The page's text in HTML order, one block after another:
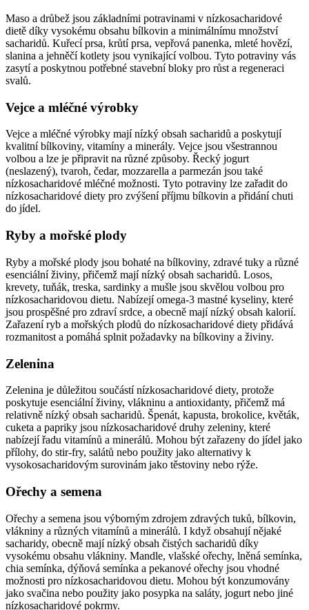
Maso a drůbež jsou základními potravinami v nízkosacharidové
dietě díky vysokému obsahu bílkovin a minimálnímu množství
sacharidů. Kuřecí prsa, krůtí prsa, vepřová panenka, mleté hovězí,
slanina a jehněčí kotlety jsou vynikající volbou. Tyto potraviny vás
zasytí a poskytnou potřebné stavební bloky pro růst a regeneraci
svalů.
Vejce a mléčné výrobky
Vejce a mléčné výrobky mají nízký obsah sacharidů a poskytují
kvalitní bílkoviny, vitamíny a minerály. Vejce jsou všestrannou
volbou a lze je připravit na různé způsoby. Řecký jogurt
(neslazený), tvaroh, čedar, mozzarella a parmezán jsou také
nízkosacharidové mléčné možnosti. Tyto potraviny lze zařadit do
nízkosacharidové diety pro zvýšení příjmu bílkovin a přidání chuti
do jídel.
Ryby a mořské plody
Ryby a mořské plody jsou bohaté na bílkoviny, zdravé tuky a různé
esenciální živiny, přičemž mají nízký obsah sacharidů. Losos,
krevety, tuňák, treska, sardinky a mušle jsou skvělou volbou pro
nízkosacharidovou dietu. Nabízejí omega-3 mastné kyseliny, které
jsou prospěšné pro zdraví srdce, a obecně mají nízký obsah kalorií.
Zařazení ryb a mořských plodů do nízkosacharidové diety přidává
rozmanitost a pomáhá splnit požadavky na bílkoviny a živiny.
Zelenina
Zelenina je důležitou součástí nízkosacharidové diety, protože
poskytuje esenciální živiny, vlákninu a antioxidanty, přičemž má
relativně nízký obsah sacharidů. Špenát, kapusta, brokolice, květák,
cuketa a papriky jsou nízkosacharidové druhy zeleniny, které
nabízejí řadu vitamínů a minerálů. Mohou být zařazeny do jídel jako
přílohy, do stir-fry, salátů nebo použity jako alternativy k
vysokosacharidovým surovinám jako těstoviny nebo rýže.
Ořechy a semena
Ořechy a semena jsou výborným zdrojem zdravých tuků, bílkovin,
vlákniny a různých vitamínů a minerálů. I když obsahují nějaké
sacharidy, obecně mají nízký obsah čistých sacharidů díky
vysokému obsahu vlákniny. Mandle, vlašské ořechy, lněná semínka,
chia semínka, dýňová semínka a pekanové ořechy jsou vhodné
možnosti pro nízkosacharidovou dietu. Mohou být konzumovány
jako svačina nebo použity jako posypka na saláty, jogurt nebo jiné
nízkosacharidové pokrmy.